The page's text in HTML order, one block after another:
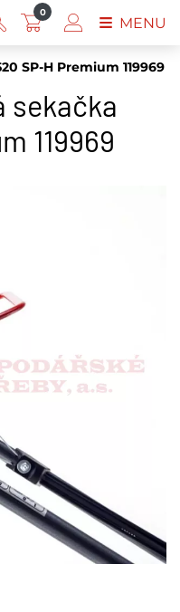
SP-H Premium 119969
sekačka
119969
0
MENU